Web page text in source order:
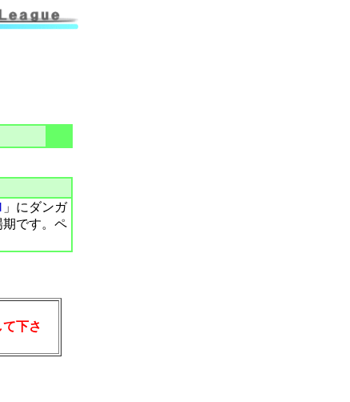
」にダンガ
です。ペ
下さ